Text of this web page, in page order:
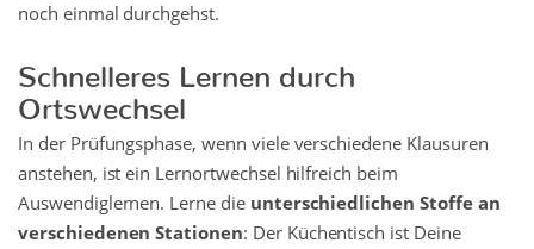
noch einmal durchgehst.
Schnelleres Lernen durch
Ortswechsel
In der Prüfungsphase, wenn viele verschiedene Klausuren
anstehen, ist ein Lernortwechsel hilfreich beim
Auswendiglernen. Lerne die unterschiedlichen Stoffe an
verschiedenen Stationen: Der Küchentisch ist Deine